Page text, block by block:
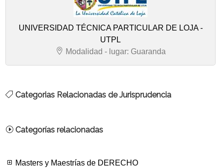
UNIVERSIDAD TÉCNICA PARTICULAR DE LOJA -
UTPL
Modalidad - lugar: Guaranda
Categorias Relacionadas de Jurisprudencia
Categorías relacionadas
Masters y Maestrías de DERECHO